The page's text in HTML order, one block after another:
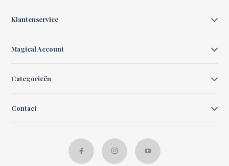
Klantenservice
Magical Account
Categorieën
Contact